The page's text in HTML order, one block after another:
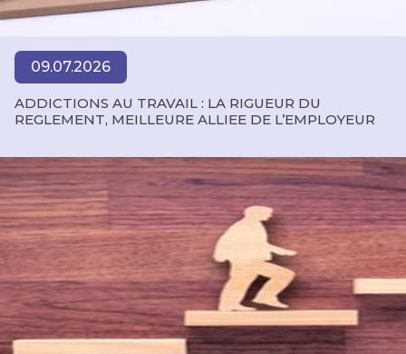
ADDICTIONS AU TRAVAIL : LA RIGUEUR DU
REGLEMENT, MEILLEURE ALLIEE DE L’EMPLOYEUR
09.07.2026